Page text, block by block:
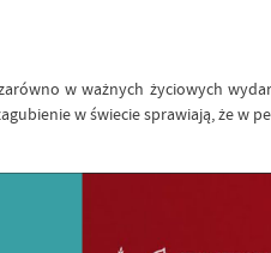
w ważnych życiowych
w świecie sprawiają, że w